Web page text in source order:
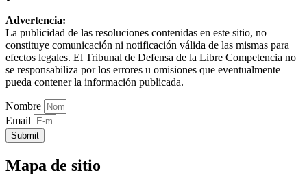
Advertencia:
La publicidad de las resoluciones contenidas en este sitio, no
constituye comunicación ni notificación válida de las mismas para
efectos legales. El Tribunal de Defensa de la Libre Competencia no
se responsabiliza por los errores u omisiones que eventualmente
pueda contener la información publicada.
Nombre
Email
Submit
Mapa de sitio